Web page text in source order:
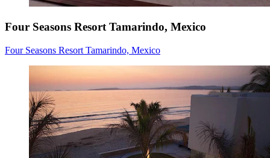
Four Seasons Resort Tamarindo, Mexico
Four Seasons Resort Tamarindo, Mexico